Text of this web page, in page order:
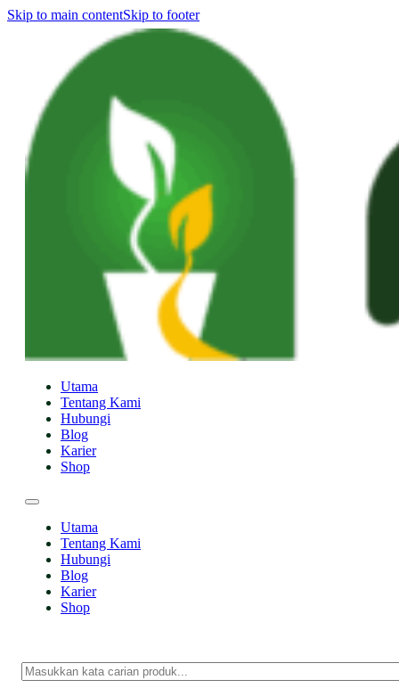
Skip to main contentSkip to footer
Utama
Tentang Kami
Hubungi
Blog
Karier
Shop
Utama
Tentang Kami
Hubungi
Blog
Karier
Shop
Search